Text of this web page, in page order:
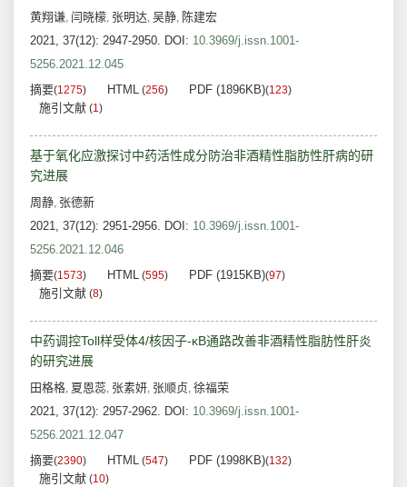
黄翔谦, 闫晓檬, 张明达, 吴静, 陈建宏
2021, 37(12): 2947-2950. DOI: 10.3969/j.issn.1001-
5256.2021.12.045
摘要(1275) HTML (256) PDF (1896KB)(123)
施引文献 (1)
基于氧化应激探讨中药活性成分防治非酒精性脂肪性肝病的研
究进展
周静, 张德新
2021, 37(12): 2951-2956. DOI: 10.3969/j.issn.1001-
5256.2021.12.046
摘要(1573) HTML (595) PDF (1915KB)(97)
施引文献 (8)
中药调控Toll样受体4/核因子-κB通路改善非酒精性脂肪性肝炎
的研究进展
田格格, 夏恩蕊, 张素妍, 张顺贞, 徐福荣
2021, 37(12): 2957-2962. DOI: 10.3969/j.issn.1001-
5256.2021.12.047
摘要(2390) HTML (547) PDF (1998KB)(132)
施引文献 (10)